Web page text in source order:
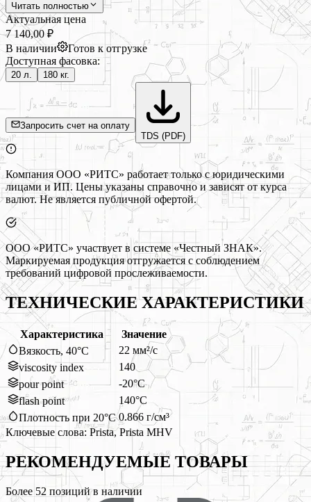
Читать полностью
Актуальная цена
7 140,00 ₽
В наличии
Готов к отгрузке
Доступная фасовка:
20 л. 180 кг.
Запросить счет на оплату
TDS (PDF)
Компания ООО «РИТС» работает только с юридическими
лицами и ИП. Цены указаны справочно и зависят от курса
валют. Не является публичной офертой.
ООО «РИТС» участвует в системе «Честный ЗНАК».
Маркируемая продукция отгружается с соблюдением
требований цифровой прослеживаемости.
ТЕХНИЧЕСКИЕ ХАРАКТЕРИСТИКИ
Характеристика
Значение
Вязкость, 40°C
22 мм²/с
viscosity index
140
pour point
-20°C
flash point
140°C
Плотность при 20°C 0.866 г/см³
Ключевые слова: Prista, Prista MHV
РЕКОМЕНДУЕМЫЕ ТОВАРЫ
Более 52 позиций в наличии